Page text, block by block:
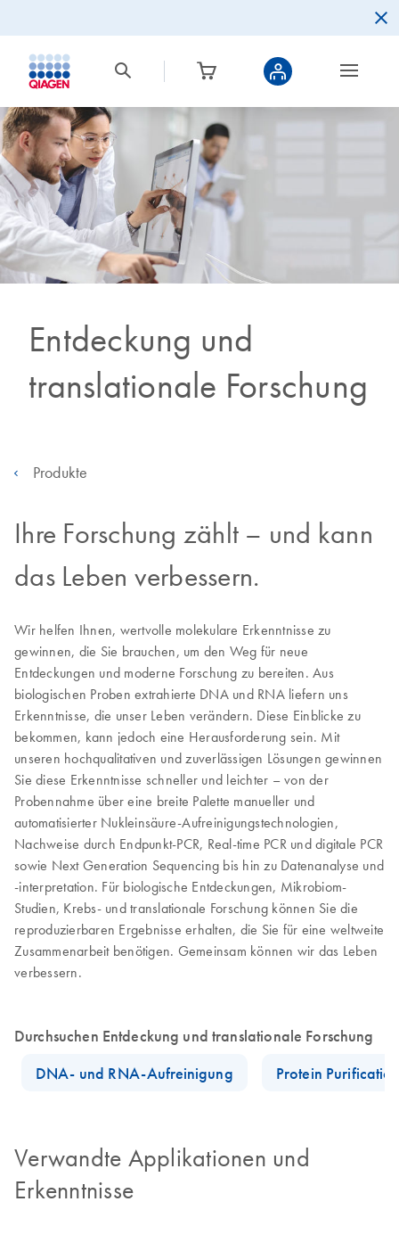
Entdeckung und
translationale Forschung
Produkte
Ihre Forschung zählt – und kann
das Leben verbessern.
Wir helfen Ihnen, wertvolle molekulare Erkenntnisse zu
gewinnen, die Sie brauchen, um den Weg für neue
Entdeckungen und moderne Forschung zu bereiten. Aus
biologischen Proben extrahierte DNA und RNA liefern uns
Erkenntnisse, die unser Leben verändern. Diese Einblicke zu
bekommen, kann jedoch eine Herausforderung sein. Mit
unseren hochqualitativen und zuverlässigen Lösungen gewinnen
Sie diese Erkenntnisse schneller und leichter – von der
Probennahme über eine breite Palette manueller und
automatisierter Nukleinsäure-Aufreinigungstechnologien,
Nachweise durch Endpunkt-PCR, Real-time PCR und digitale PCR
sowie Next Generation Sequencing bis hin zu Datenanalyse und
-interpretation. Für biologische Entdeckungen, Mikrobiom-
Studien, Krebs- und translationale Forschung können Sie die
reproduzierbaren Ergebnisse erhalten, die Sie für eine weltweite
Zusammenarbeit benötigen. Gemeinsam können wir das Leben
verbessern.
Durchsuchen Entdeckung und translationale Forschung
DNA- und RNA-Aufreinigung
Protein
Verwandte Applikationen und
Erkenntnisse